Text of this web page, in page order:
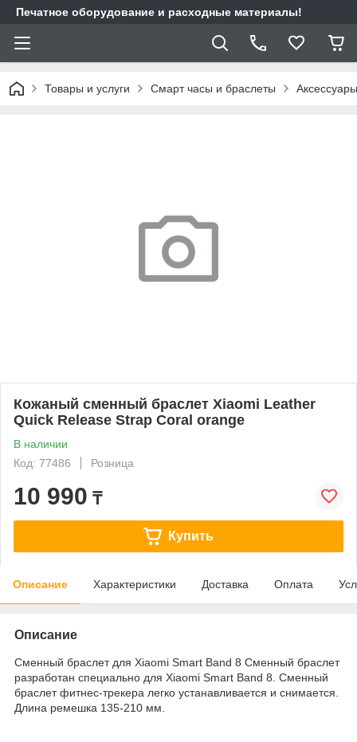
Печатное оборудование и расходные материалы!
Товары и услуги Смарт часы и браслеты Аксессуары
Кожаный сменный браслет Xiaomi Leather
Quick Release Strap Coral orange
В наличии
Код: 77486
Розница
10 990 ₸
Купить
Описание Характеристики Доставка Оплата
Описание
Сменный браслет для Xiaomi Smart Band 8 Сменный браслет
разработан специально для Xiaomi Smart Band 8. Сменный
браслет фитнес-трекера легко устанавливается и снимается.
Длина ремешка 135-210 мм.